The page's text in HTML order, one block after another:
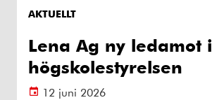
AKTUELLT
Lena Ag ny ledamot i
högskolestyrelsen
12 juni 2026